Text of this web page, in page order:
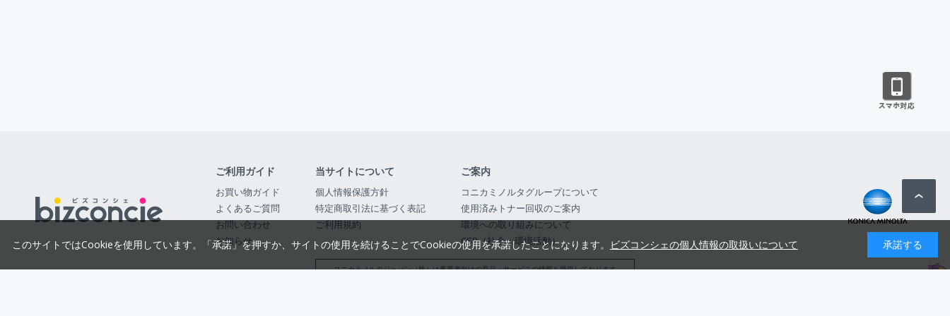
ご利用ガイド
お買い物ガイド
よくあるご質問
お問い合わせ
お知らせ
当サイトについて
個人情報保護方針
特定商取引法に基づく表記
ご利用規約
ご案内
コニカミノルタグループについて
使用済みトナー回収のご案内
環境への取り組みについて
CSR（社会・環境活動）
コニカミノルタジャパン（株）は事業者向けの商品・サービスの情報を提供しております
このサイトではCookieを使用しています。「承諾」を押すか、サイトの使用を続けることでCookieの使用を承諾したことになります。 ビズコンシェの個人情報の取扱いについて 承諾する